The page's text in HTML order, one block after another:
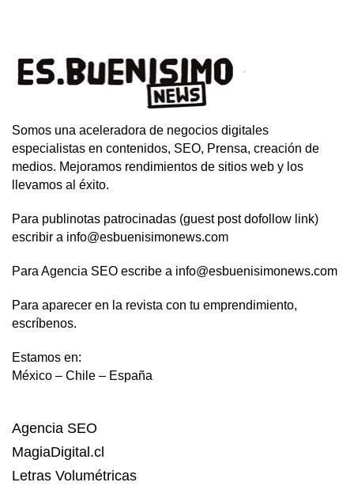
Somos una aceleradora de negocios digitales
especialistas en contenidos, SEO, Prensa, creación de
medios. Mejoramos rendimientos de sitios web y los
llevamos al éxito.
Para publinotas patrocinadas (guest post dofollow link)
escribir a info@esbuenisimonews.com
Para Agencia SEO escribe a info@esbuenisimonews.com
Para aparecer en la revista con tu emprendimiento,
escríbenos.
Estamos en:
México – Chile – España
Agencia SEO
MagiaDigital.cl
Letras Volumétricas